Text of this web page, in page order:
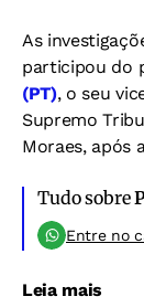
As
participou do
(PT), o seu
Supremo
Moraes, após
Tudo sobre
Entre no
Leia mais